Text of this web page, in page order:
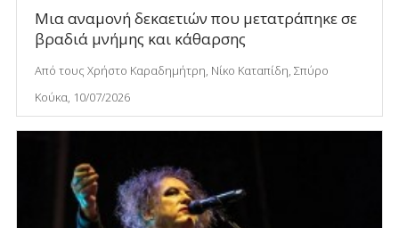
Μια αναμονή δεκαετιών που μετατράπηκε σε
βραδιά μνήμης και κάθαρσης
Από τους Χρήστο Καραδημήτρη, Νίκο Καταπίδη, Σπύρο
Κούκα, 10/07/2026